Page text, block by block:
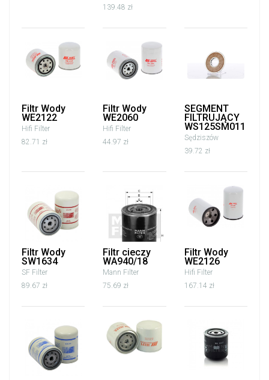
139.48 zł
Filtr Wody
WE2122
Hifi Filter
82.71 zł
Filtr Wody
WE2060
Hifi Filter
44.97 zł
SEGMENT
FILTRUJĄCY
WS125SM011
Sędziszów
39.72 zł
Filtr Wody
SW1634
SF Filter
89.67 zł
Filtr cieczy
WA940/18
Mann Filter
75.69 zł
Filtr Wody
WE2126
Hifi Filter
167.14 zł